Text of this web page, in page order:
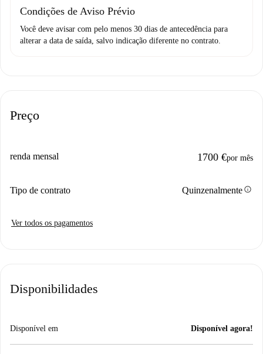
Condições de Aviso Prévio
Você deve avisar com pelo menos 30 dias de antecedência para
alterar a data de saída, salvo indicação diferente no contrato.
Preço
renda mensal 1700 €por mês
Tipo de contrato Quinzenalmenteinfo
Ver todos os pagamentos
Disponibilidades
Disponível em Disponível agora!